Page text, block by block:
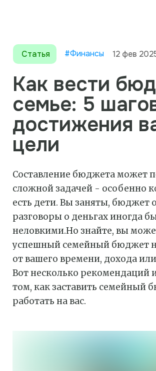
Статья #Финансы 12 фев
Как вести
семье: 5
достижения
цели
Составление бюджета может
сложной задачей - особенно
есть дети. Вы заняты, бюджет
разговоры о деньгах иногда
неловкими.Но знайте, вы
успешный семейный бюджет
от вашего времени, дохода
Вот несколько рекомендаций
том, как заставить семейный
работать на вас.